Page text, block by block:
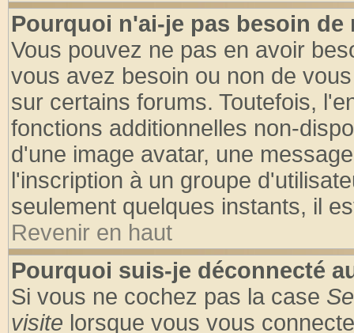
Pourquoi n'ai-je pas besoin de
Vous pouvez ne pas en avoir
vous avez besoin ou non de
sur certains forums. Toutefois,
fonctions additionnelles non-
d'une image avatar, une
l'inscription à un groupe
seulement quelques instants, il
Revenir en haut
Pourquoi suis-je déconnecté
Si vous ne cochez pas la case
visite lorsque vous vous